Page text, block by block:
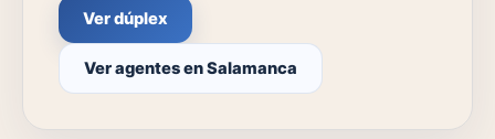
Ver dúplex
Ver agentes en Salamanca